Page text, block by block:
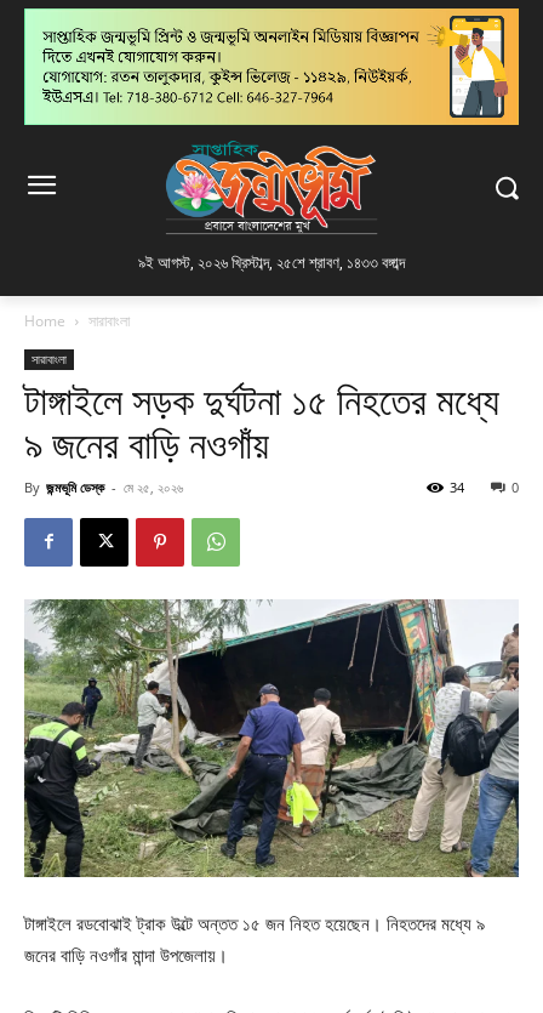
৯ই আগস্ট, ২০২৬ খ্রিস্টাব্দ, ২৫শে শ্রাবণ, ১৪৩৩ বঙ্গাব্দ
Home সারাবাংলা
সারাবাংলা
টাঙ্গাইলে সড়ক দুর্ঘটনা ১৫ নিহতের মধ্যে
৯ জনের বাড়ি নওগাঁয়
By জন্মভূমি ডেস্ক - মে ২৫, ২০২৬ 0
34
টাঙ্গাইলে রডবোঝাই ট্রাক উল্টে অন্তত ১৫ জন নিহত হয়েছেন। নিহতদের মধ্যে ৯
জনের বাড়ি নওগাঁর মান্দা উপজেলায়।